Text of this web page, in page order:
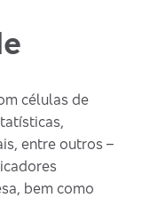
células de
entre outros –
bem como